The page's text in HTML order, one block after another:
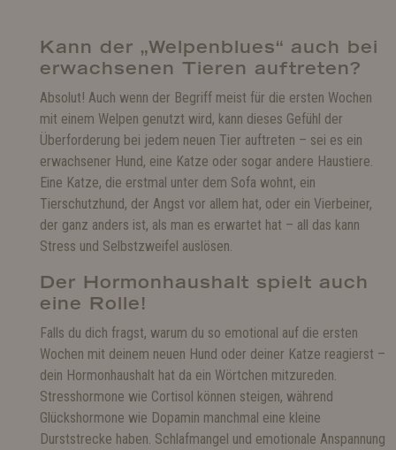
Kann der „Welpenblues“ auch bei
erwachsenen Tieren auftreten?
Absolut! Auch wenn der Begriff meist für die ersten Wochen
mit einem Welpen genutzt wird, kann dieses Gefühl der
Überforderung bei jedem neuen Tier auftreten – sei es ein
erwachsener Hund, eine Katze oder sogar andere Haustiere.
Eine Katze, die erstmal unter dem Sofa wohnt, ein
Tierschutzhund, der Angst vor allem hat, oder ein Vierbeiner,
der ganz anders ist, als man es erwartet hat – all das kann
Stress und Selbstzweifel auslösen.
Der Hormonhaushalt spielt auch
eine Rolle!
Falls du dich fragst, warum du so emotional auf die ersten
Wochen mit deinem neuen Hund oder deiner Katze reagierst –
dein Hormonhaushalt hat da ein Wörtchen mitzureden.
Stresshormone wie Cortisol können steigen, während
Glückshormone wie Dopamin manchmal eine kleine
Durststrecke haben. Schlafmangel und emotionale Anspannung